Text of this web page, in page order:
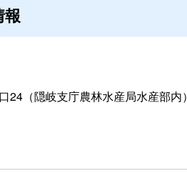
（隠岐支庁農林水産局水産部内）